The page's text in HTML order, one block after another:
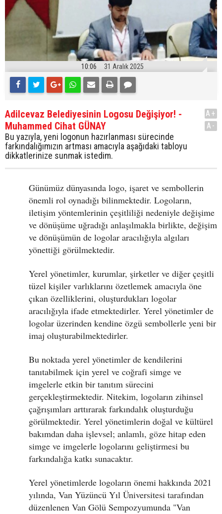
10:06 31 Aralık 2025
Adilcevaz Belediyesinin Logosu Değişiyor! -
Muhammed Cihat GÜNAY
Bu yazıyla, yeni logonun hazırlanması sürecinde
farkındalığımızın artması amacıyla aşağıdaki tabloyu
dikkatlerinize sunmak istedim.
A+
A-
Günümüz dünyasında logo, işaret ve sembollerin
önemli rol oynadığı bilinmektedir. Logoların,
iletişim yöntemlerinin çeşitliliği nedeniyle değişime
ve dönüşüme uğradığı anlaşılmakla birlikte, değişim
ve dönüşümün de logolar aracılığıyla algıları
yönettiği görülmektedir.
Yerel yönetimler, kurumlar, şirketler ve diğer çeşitli
tüzel kişiler varlıklarını özetlemek amacıyla öne
çıkan özelliklerini, oluşturdukları logolar
aracılığıyla ifade etmektedirler. Yerel yönetimler de
logolar üzerinden kendine özgü sembollerle yeni bir
imaj oluşturabilmektedirler.
Bu noktada yerel yönetimler de kendilerini
tanıtabilmek için yerel ve coğrafi simge ve
imgelerle etkin bir tanıtım sürecini
gerçekleştirmektedir. Nitekim, logoların zihinsel
çağrışımları arttırarak farkındalık oluşturduğu
görülmektedir. Yerel yönetimlerin doğal ve kültürel
bakımdan daha işlevsel; anlamlı, göze hitap eden
simge ve imgelerle logolarını geliştirmesi bu
farkındalığa katkı sunacaktır.
Yerel yönetimlerde logoların önemi hakkında 2021
yılında, Van Yüzüncü Yıl Üniversitesi tarafından
düzenlenen Van Gölü Sempozyumunda "Van